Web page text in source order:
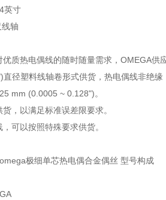
英寸
轴
质热电偶线的随时随量需求，OMEGA供
径塑料线轴卷形式供货，热电偶线非绝缘
mm (0.0005 ~ 0.128")。
，以满足标准误差限要求。
可以按照特殊要求供货。
极细单芯热电偶合金偶丝 型号构成